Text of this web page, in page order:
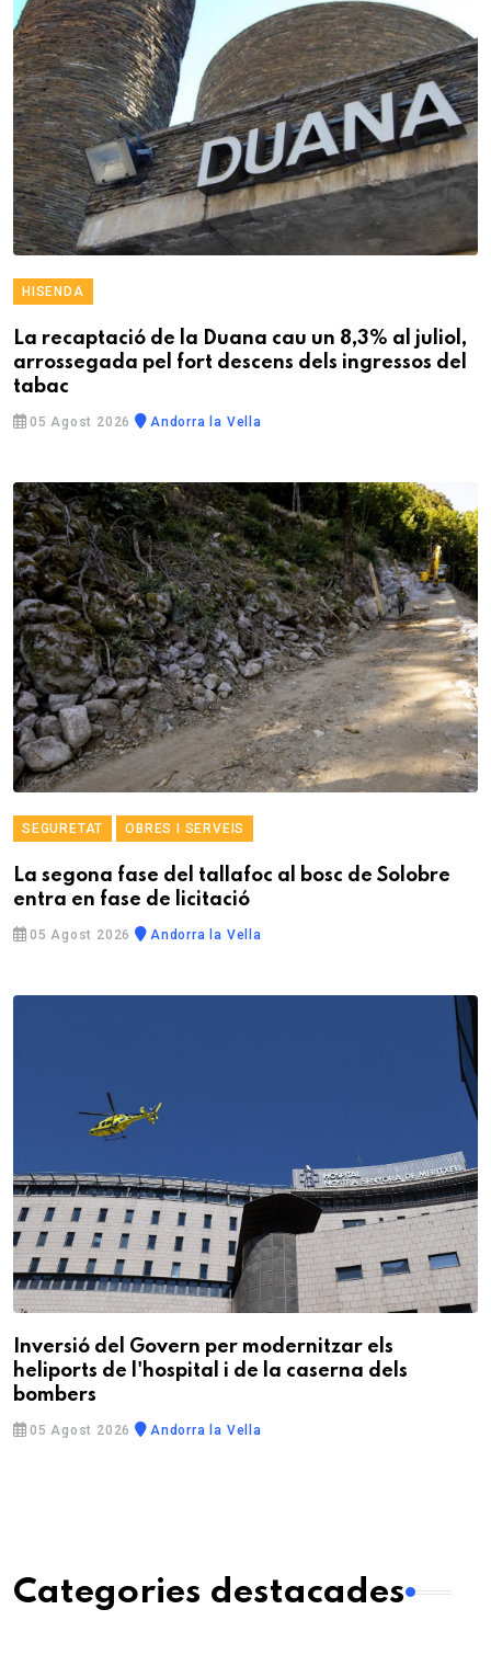
HISENDA
La recaptació de la Duana cau un 8,3% al juliol,
arrossegada pel fort descens dels ingressos del
tabac
05 Agost 2026 Andorra la Vella
SEGURETAT OBRES I SERVEIS
La segona fase del tallafoc al bosc de Solobre
entra en fase de licitació
05 Agost 2026 Andorra la Vella
Inversió del Govern per modernitzar els
heliports de l'hospital i de la caserna dels
bombers
05 Agost 2026 Andorra la Vella
Categories destacades